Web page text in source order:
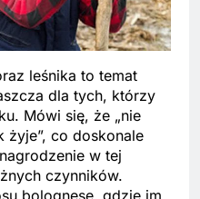
leśnika to temat
dla tych, którzy
Mówi się, że „nie
żyje”, co doskonale
w tej
czynników.